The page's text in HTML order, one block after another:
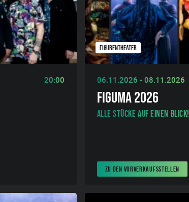
20:00
FIGURENTHEATER
06.11.2026 - 08.11.2026
FIGUMA 2026
Alle Stücke auf einen Blick!
ZU DEN VORVERKAUFSSTELLEN